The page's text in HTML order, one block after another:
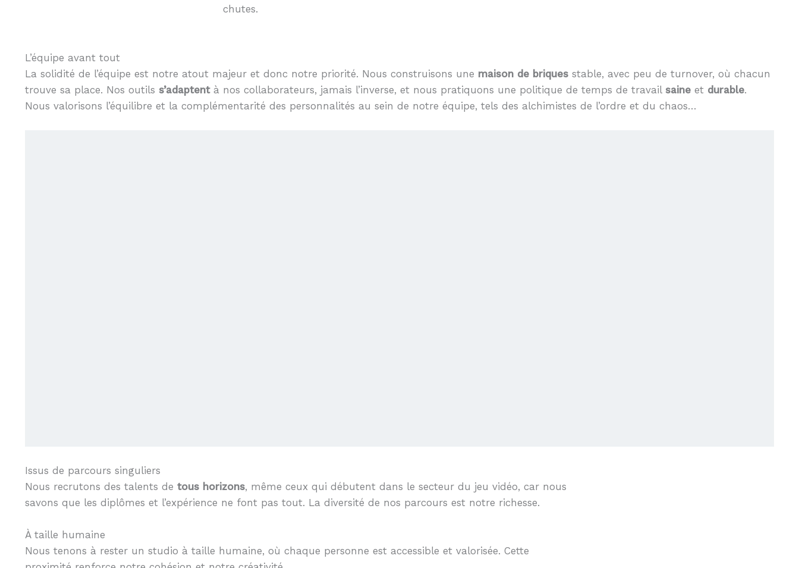
chutes.
L’équipe avant tout
La solidité de l’équipe est notre atout majeur et donc notre priorité. Nous construisons une maison de briques stable, avec peu de turnover, où chacun
trouve sa place. Nos outils s’adaptentà nos collaborateurs, jamais l’inverse, et nous pratiquons une politique de temps de travail saine et durable.
Nous valorisons l’équilibre et la complémentarité des personnalités au sein de notre équipe, tels des alchimistes de l’ordre et du chaos…
Issus de parcours singuliers
Nous recrutons des talents de tous horizons, même ceux qui débutent dans le secteur du jeu vidéo, car nous
savons que les diplômes et l’expérience ne font pas tout. La diversité de nos parcours est notre richesse.
À taille humaine
Nous tenons à rester un studio à taille humaine, où chaque personne est accessible et valorisée. Cette